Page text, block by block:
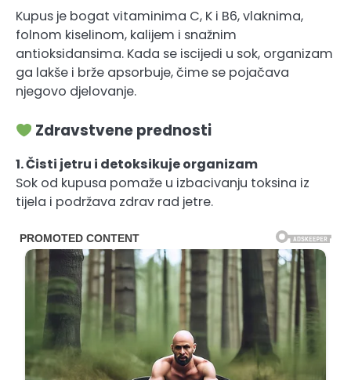
Kupus je bogat vitaminima C, K i B6, vlaknima,
folnom kiselinom, kalijem i snažnim
antioksidansima. Kada se iscijedi u sok, organizam
ga lakše i brže apsorbuje, čime se pojačava
njegovo djelovanje.
Zdravstvene prednosti
1. Čisti jetru i detoksikuje organizam
Sok od kupusa pomaže u izbacivanju toksina iz
tijela i podržava zdrav rad jetre.